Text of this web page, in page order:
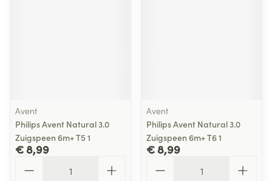
Avent
Philips Avent Natural 3.0
Zuigspeen 6m+ T5 1
€ 8,99
Avent
Philips Avent Natural 3.0
Zuigspeen 6m+ T6 1
€ 8,99